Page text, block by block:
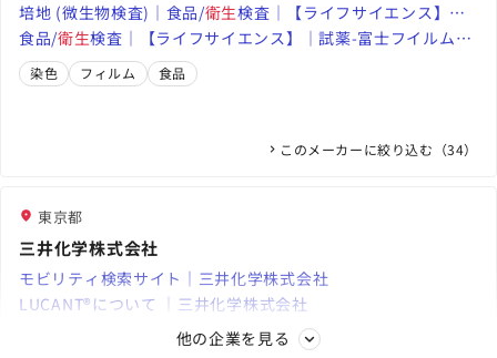
フイルム和光純薬
培地 (微生物検査)｜食品/衛生検査｜【ライフサイエンス】｜
試薬-富士フイルム和光純薬
食品/衛生検査｜【ライフサイエンス】｜試薬-富士フイルム和
光純薬
染色 フィルム 食品
このメーカーに絞り込む（34）
東京都
三井化学株式会社
モビリティ検索サイト｜三井化学株式会社
LUCANT®について ｜三井化学株式会社
LUCANT® 物性改善に寄与する高機能炭化水素系合成油 ｜三井
他の企業を見る